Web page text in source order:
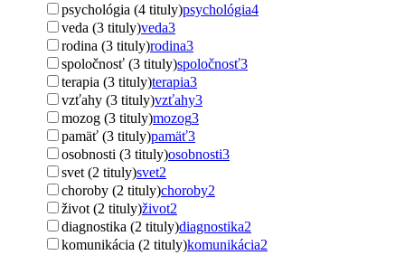
psychológia (4 tituly)psychológia4
veda (3 tituly)veda3
rodina (3 tituly)rodina3
spoločnosť (3 tituly)spoločnosť3
terapia (3 tituly)terapia3
vzťahy (3 tituly)vzťahy3
mozog (3 tituly)mozog3
pamäť (3 tituly)pamäť3
osobnosti (3 tituly)osobnosti3
svet (2 tituly)svet2
choroby (2 tituly)choroby2
život (2 tituly)život2
diagnostika (2 tituly)diagnostika2
komunikácia (2 tituly)komunikácia2